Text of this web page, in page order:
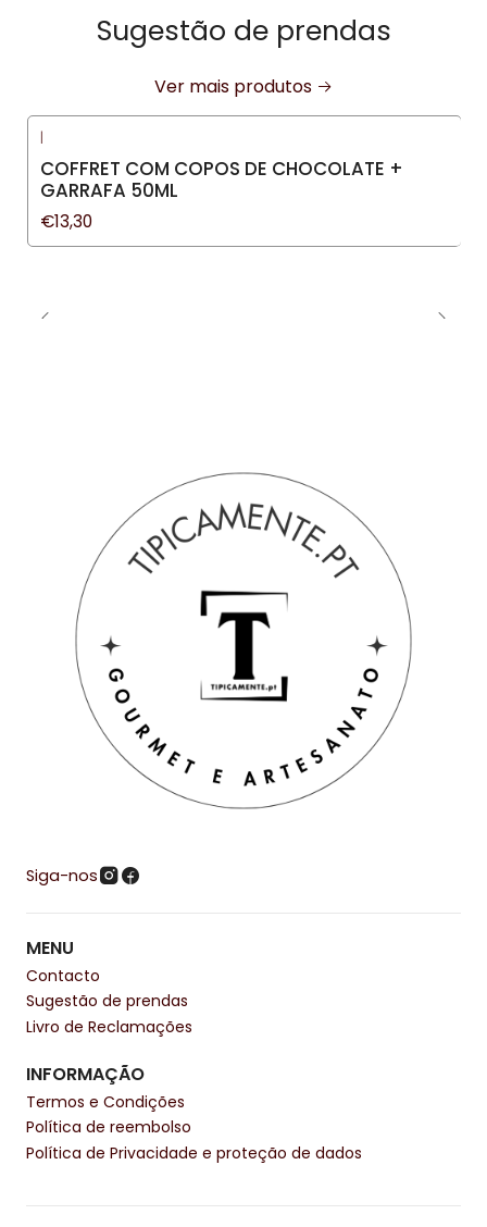
Sugestão de prendas
Ver mais produtos
|
COFFRET COM COPOS DE CHOCOLATE +
GARRAFA 50ML
€13,30
Siga-nos
MENU
Contacto
Sugestão de prendas
Livro de Reclamações
INFORMAÇÃO
Termos e Condições
Política de reembolso
Política de Privacidade e proteção de dados